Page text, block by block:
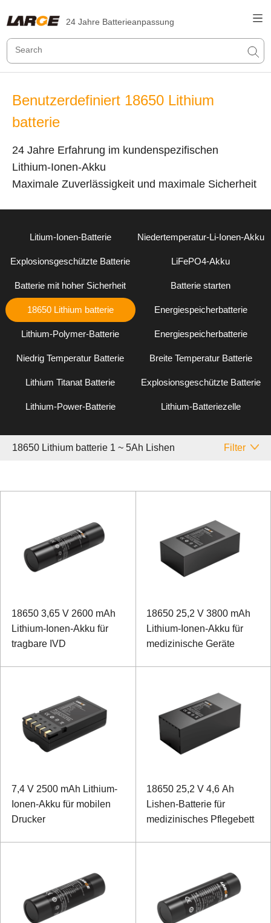
24 Jahre Batterieanpassung
Benutzerdefiniert 18650 Lithium
batterie
24 Jahre Erfahrung im kundenspezifischen
Lithium-Ionen-Akku
Maximale Zuverlässigkeit und maximale Sicherheit
Litium-Ionen-Batterie Niedertemperatur-Li-Ionen-Akku
Explosionsgeschützte Batterie LiFePO4-Akku
Batterie mit hoher Sicherheit Batterie starten
18650 Lithium batterie Energiespeicherbatterie
Lithium-Polymer-Batterie Energiespeicherbatterie
Niedrig Temperatur Batterie Breite Temperatur Batterie
Lithium Titanat Batterie Explosionsgeschützte Batterie
Lithium-Power-Batterie Lithium-Batteriezelle
18650 Lithium batterie 1 ~ 5Ah Lishen Filter
18650 3,65 V 2600 mAh
Lithium-Ionen-Akku für
tragbare IVD
18650 25,2 V 3800 mAh
Lithium-Ionen-Akku für
medizinische Geräte
7,4 V 2500 mAh Lithium-
Ionen-Akku für mobilen
Drucker
18650 25,2 V 4,6 Ah
Lishen-Batterie für
medizinisches Pflegebett